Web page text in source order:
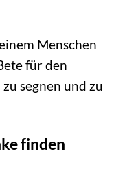
Menschen
für den
segnen und zu
finden